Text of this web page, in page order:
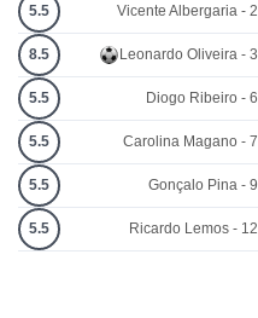
5.5 Vicente Albergaria - 2
8.5 Leonardo Oliveira - 3
5.5 Diogo Ribeiro - 6
5.5 Carolina Magano - 7
5.5 Gonçalo Pina - 9
5.5 Ricardo Lemos - 12